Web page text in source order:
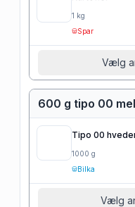
1 kg
Spar
Vælg
600 g tipo 00 mel
Tipo 00
1000 g
Bilka
Vælg